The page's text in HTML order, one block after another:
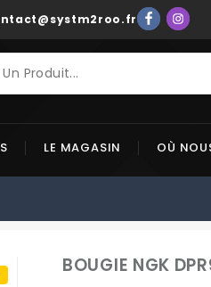
LE MAGASIN OÙ
BOUGIE NGK